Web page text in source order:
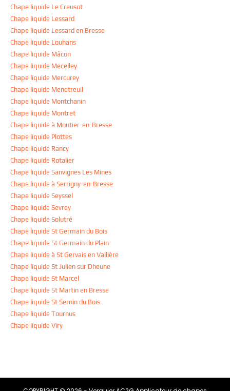
Chape liquide Le Creusot
Chape liquide Lessard
Chape liquide Lessard en Bresse
Chape liquide Louhans
Chape liquide Mâcon
Chape liquide Mecelley
Chape liquide Mercurey
Chape liquide Menetreuil
Chape liquide Montchanin
Chape liquide Montret
Chape liquide à Moutier-en-Bresse
Chape liquide Plottes
Chape liquide Rancy
Chape liquide Rotalier
Chape liquide Sanvignes Les Mines
Chape liquide à Serrigny-en-Bresse
Chape liquide Seyssel
Chape liquide Sevrey
Chape liquide Solutré
Chape liquide St Germain du Bois
Chape liquide St Germain du Plain
Chape liquide à St Gervais en Vallière
Chape liquide St Julien sur Dheune
Chape liquide St Marcel
Chape liquide St Martin en Bresse
Chape liquide St Sernin du Bois
Chape liquide Tournus
Chape liquide Viry